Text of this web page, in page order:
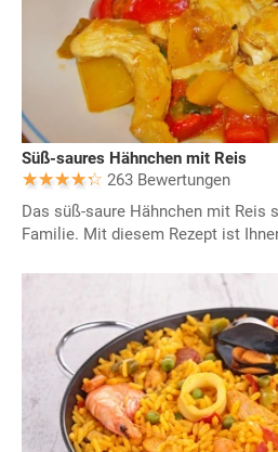
Süß-saures Hähnchen mit Reis
263 Bewertungen
Das süß-saure Hähnchen mit Reis
Familie. Mit diesem Rezept ist